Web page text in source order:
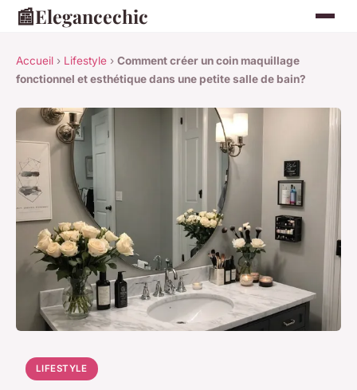
📰Elegancechic
Accueil › Lifestyle › Comment créer un coin maquillage
fonctionnel et esthétique dans une petite salle de bain?
LIFESTYLE